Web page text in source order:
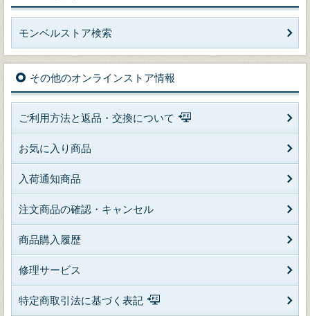
モンベルストア検索
その他のオンラインストア情報
ご利用方法と返品・交換について
お気に入り商品
入荷通知商品
注文商品の確認・キャンセル
商品購入履歴
修理サービス
特定商取引法に基づく表記